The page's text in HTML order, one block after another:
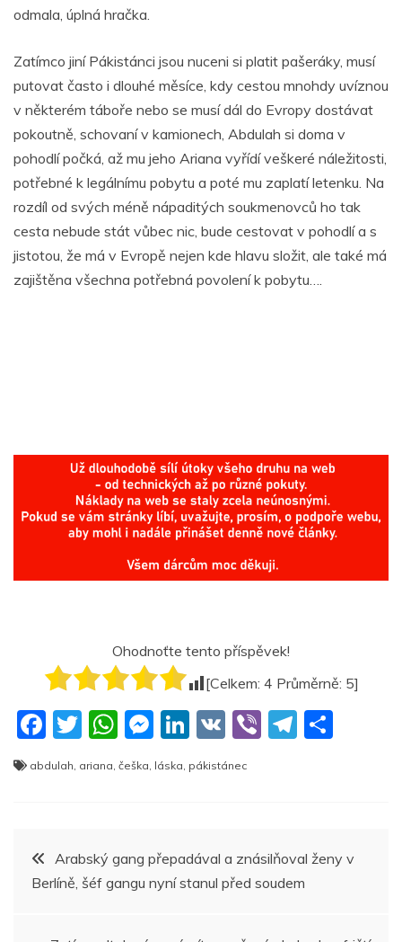
odmala, úplná hračka.
Zatímco jiní Pákistánci jsou nuceni si platit pašeráky, musí
putovat často i dlouhé měsíce, kdy cestou mnohdy uvíznou
v některém táboře nebo se musí dál do Evropy dostávat
pokoutně, schovaní v kamionech, Abdulah si doma v
pohodlí počká, až mu jeho Ariana vyřídí veškeré náležitosti,
potřebné k legálnímu pobytu a poté mu zaplatí letenku. Na
rozdíl od svých méně nápaditých soukmenovců ho tak
cesta nebude stát vůbec nic, bude cestovat v pohodlí a s
jistotou, že má v Evropě nejen kde hlavu složit, ale také má
zajištěna všechna potřebná povolení k pobytu….
Ohodnoťte tento příspěvek!
[Celkem: 4 Průměrně: 5]
F
a
c
o
o
T
w
itt
W
h
at
p
p
M
e
ss
g
er
Li
n
k
n
V
K
Vi T
m
abdulah ariana češka láska pákistánec
Navigace
pro
Arabský gang přepadával a znásilňoval ženy v
Berlíně, šéf gangu nyní stanul před soudem